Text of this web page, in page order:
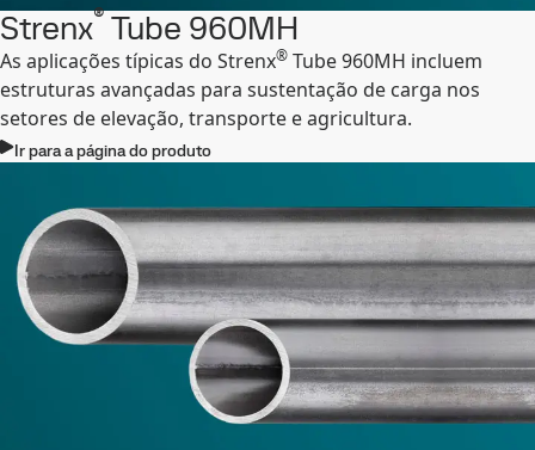
Strenx®Tube 960MH
As aplicações típicas do Strenx® Tube 960MH incluem
estruturas avançadas para sustentação de carga nos
setores de elevação, transporte e agricultura.
Ir para a página do produto